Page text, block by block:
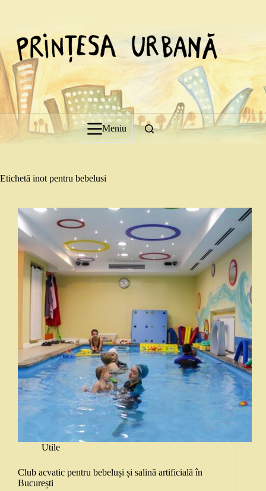
Meniu
Etichetă inot pentru bebelusi
Utile
Club acvatic pentru bebeluși și salină artificială în
București